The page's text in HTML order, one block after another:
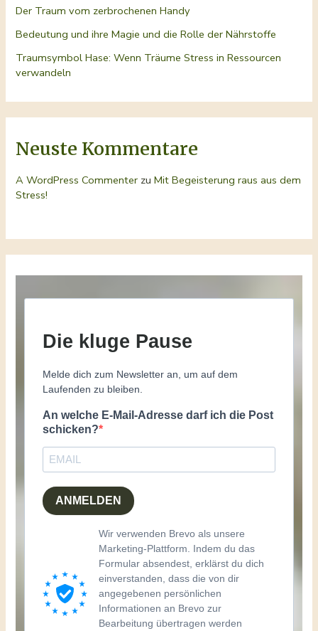
Der Traum vom zerbrochenen Handy
Bedeutung und ihre Magie und die Rolle der Nährstoffe
Traumsymbol Hase: Wenn Träume Stress in Ressourcen
verwandeln
Neuste Kommentare
A WordPress Commenter zuMit Begeisterung raus aus dem
Stress!
Die kluge Pause
Melde dich zum Newsletter an, um auf dem
Laufenden zu bleiben.
An welche E-Mail-Adresse darf ich die Post
schicken?
ANMELDEN
Wir verwenden Brevo als unsere
Marketing-Plattform. Indem du das
Formular absendest, erklärst du dich
einverstanden, dass die von dir
angegebenen persönlichen
Informationen an Brevo zur
Bearbeitung übertragen werden